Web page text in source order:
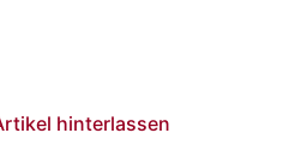
hinterlassen